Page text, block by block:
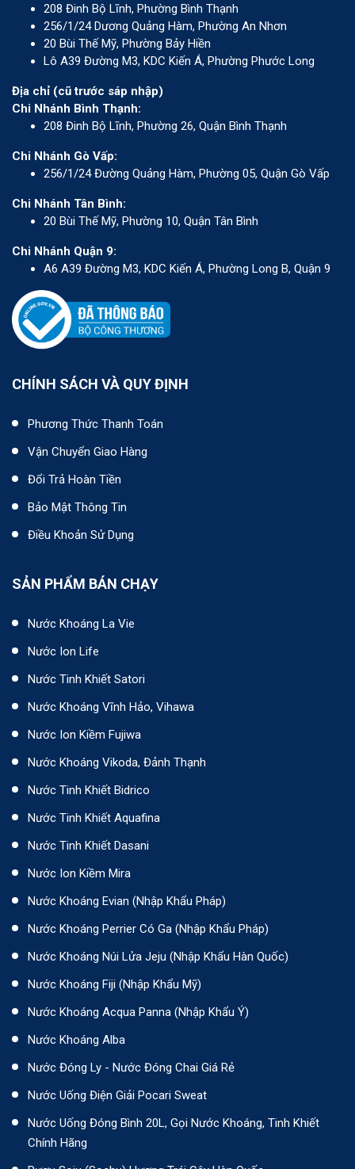
208 Đinh Bộ Lĩnh, Phường Bình Thạnh
256/1/24 Dương Quảng Hàm, Phường An Nhơn
20 Bùi Thế Mỹ, Phường Bảy Hiền
Lô A39 Đường M3, KDC Kiến Á, Phường Phước Long
Địa chỉ (cũ trước sáp nhập)
Chi Nhánh Bình Thạnh:
208 Đinh Bộ Lĩnh, Phường 26, Quận Bình Thạnh
Chi Nhánh Gò Vấp:
256/1/24 Đường Quảng Hàm, Phường 05, Quận Gò Vấp
Chi Nhánh Tân Bình:
20 Bùi Thế Mỹ, Phường 10, Quận Tân Bình
Chi Nhánh Quận 9:
A6 A39 Đường M3, KDC Kiến Á, Phường Long B, Quận 9
CHÍNH SÁCH VÀ QUY ĐỊNH
Phương Thức Thanh Toán
Vận Chuyển Giao Hàng
Đổi Trả Hoàn Tiền
Bảo Mật Thông Tin
Điều Khoản Sử Dụng
SẢN PHẨM BÁN CHẠY
Nước Khoáng La Vie
Nước Ion Life
Nước Tinh Khiết Satori
Nước Khoáng Vĩnh Hảo, Vihawa
Nước Ion Kiềm Fujiwa
Nước Khoáng Vikoda, Đảnh Thạnh
Nước Tinh Khiết Bidrico
Nước Tinh Khiết Aquafina
Nước Tinh Khiết Dasani
Nước Ion Kiềm Mira
Nước Khoáng Evian (Nhập Khẩu Pháp)
Nước Khoáng Perrier Có Ga (nhập Khẩu Pháp)
Nước Khoáng Núi Lửa Jeju (nhập Khẩu Hàn Quốc)
Nước Khoáng Fiji (Nhập Khẩu Mỹ)
Nước Khoáng Acqua Panna (nhập Khẩu Ý)
Nước Khoáng Alba
Nước Đóng Ly - Nước Đóng Chai Giá Rẻ
Nước Uống Điện Giải Pocari Sweat
Nước Uống Đóng Bình 20L, Gọi Nước Khoáng, Tinh Khiết
Chính Hãng